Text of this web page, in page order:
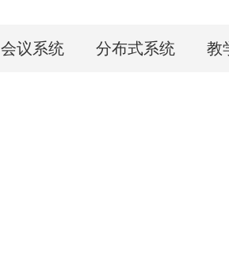
会议系统 分布式系统 教